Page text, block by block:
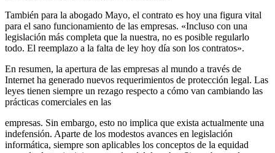
También para la abogado Mayo, el contrato es hoy una figura vital
para el sano funcionamiento de las empresas. «Incluso con una
legislación más completa que la nuestra, no es posible regularlo
todo. El reemplazo a la falta de ley hoy día son los contratos».
En resumen, la apertura de las empresas al mundo a través de
Internet ha generado nuevos requerimientos de protección legal. Las
leyes tienen siempre un rezago respecto a cómo van cambiando las
prácticas comerciales en las
empresas. Sin embargo, esto no implica que exista actualmente una
indefensión. Aparte de los modestos avances en legislación
informática, siempre son aplicables los conceptos de la equidad